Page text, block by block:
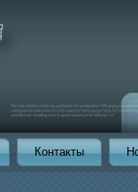
Контакты